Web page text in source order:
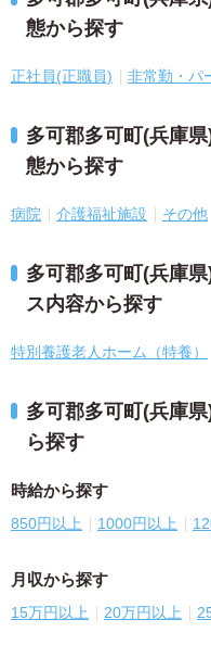
態から探す
正社員(正職員) 非常勤・パ
多可郡多可町(兵庫
態から探す
病院 介護福祉施設 その他
多可郡多可町(兵庫
ス内容から探す
特別養護老人ホーム（特養）
多可郡多可町(兵庫
ら探す
時給から探す
850円以上 1000円以上
月収から探す
15万円以上 20万円以上